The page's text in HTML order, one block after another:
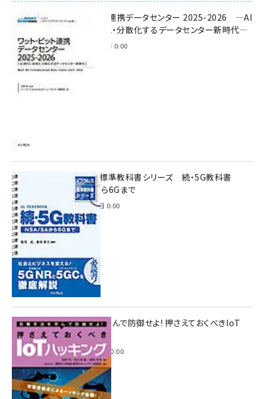
ワット・ビット連携データセンター 2025-2026 ―AI
時代に多様化・分散化するデータセンター新時代―
2025年11月28日 0:00
インプレス標準教科書シリーズ 続・5G教科書
NSA/SAから6Gまで
2023年4月3日 0:00
攻撃手法を学んで防御せよ! 押さえておくべきIoT
ハッキング
2022年6月14日 0:00